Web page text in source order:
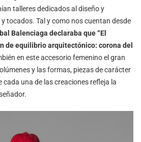
talleres dedicados al diseño y
tocados. Tal y como nos cuentan desde
Balenciaga declaraba que “El
de equilibrio arquitectónico: corona del
en este accesorio femenino el gran
y las formas, piezas de carácter
una de las creaciones refleja la